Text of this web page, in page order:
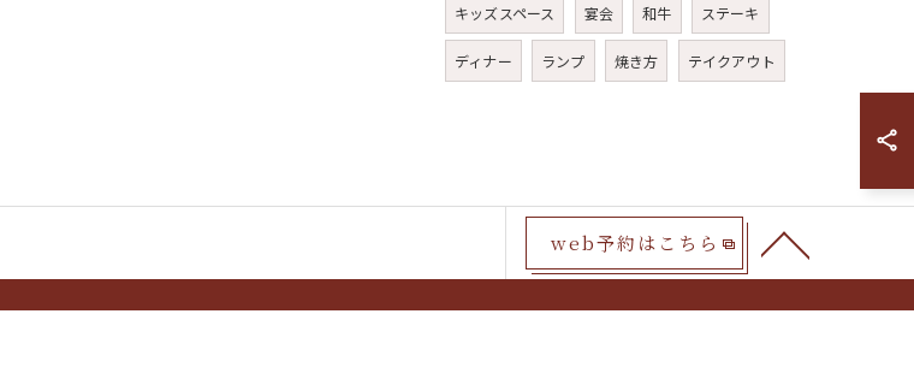
キッズスペース 宴会 和牛 ステーキ
ディナー ランプ 焼き方 テイクアウト
web予約はこちら